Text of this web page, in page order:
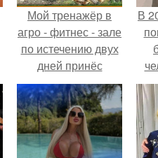
Мой тренажёр в
агро - фитнес - зале
по истечению двух
дней принёс
ощутимый
результат.
В